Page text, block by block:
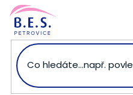
Přejít
obsah